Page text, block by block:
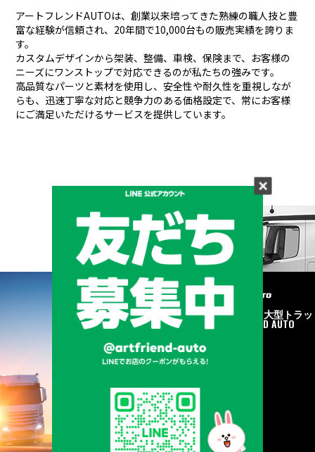
アートフレンドAUTOは、創業以来培ってきた熟練の職人技と豊
富な経験が信頼され、 20年間で10,000台もの販売実績を誇りま
す。
カスタムデザインから架装、整備、車検、保険まで、お客様の
ニーズにワンストップで対応できるのが私たちの強みです。
高品質なパーツと素材を使用し、安全性や耐久性を重視しなが
らも、 迅速丁寧な対応と競争力のある価格設定で、常にお客様
にご満足いただけるサービスを提供しています。
メーカーと形状から探す
BRAND & TYPE
©2020中古トラック・大型トラッ
ク販売はART FRIEND AUTO